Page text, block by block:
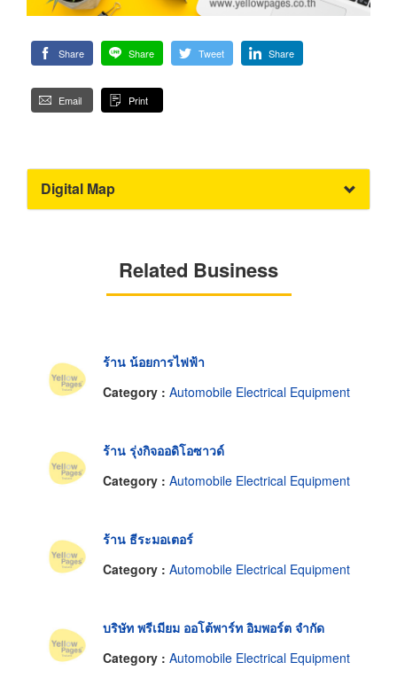
Share Share Tweet Share
Email Print
Digital Map
Related Business
ร้าน น้อยการไฟฟ้า
Category : Automobile Electrical Equipment
ร้าน รุ่งกิจออดิโอซาวด์
Category : Automobile Electrical Equipment
ร้าน ธีระมอเตอร์
Category : Automobile Electrical Equipment
บริษัท พรีเมียม ออโต้พาร์ท อิมพอร์ต จำกัด
Category : Automobile Electrical Equipment